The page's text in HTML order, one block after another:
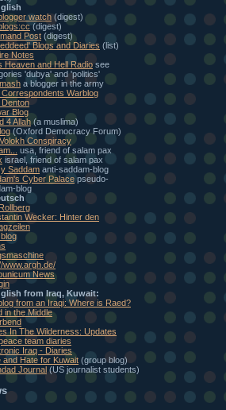
watch(digest)
(digest)
Post (digest)
Blogs and Diaries (list)
Notes
Heaven and Hell Radiosee
'dubya' and 'politics'
a blogger in the army
Correspondents Warblog
Denton
Blog
4 Allah (a muslima)
(Oxford Democracy Forum)
Conspiracy
usa, friend of salam pax
israel, friend of salam pax
Saddam anti-saddam-blog
Cyber Palace pseudo-
blog
Wecker: Hinter den
www.argh.de/
News
from Iraq, Kuwait:
from an Iraqi: Where is Raed?
in the Middle
In The Wilderness: Updates
team diaries
Iraq - Diaries
and Hate for Kuwait (group blog)
Journal (US journalist students)